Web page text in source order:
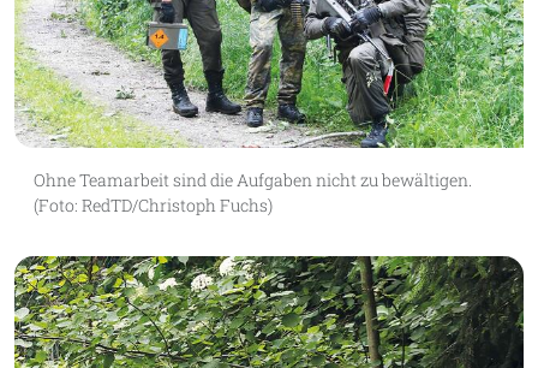
Ohne Teamarbeit sind die Aufgaben nicht zu bewältigen.
(Foto: RedTD/Christoph Fuchs)